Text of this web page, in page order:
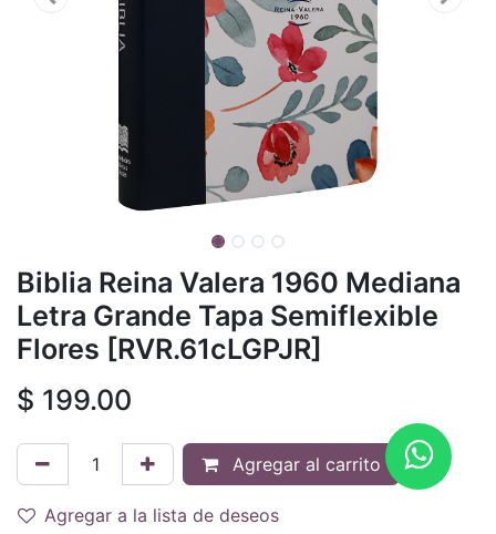
Biblia Reina Valera 1960 Mediana
Letra Grande Tapa Semiflexible
Flores [RVR.61cLGPJR]
$ 199.00
Agregar al carrito
Agregar a la lista de deseos